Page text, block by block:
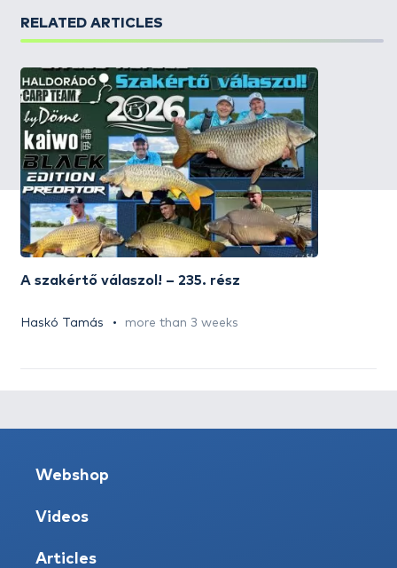
RELATED ARTICLES
A szakértő válaszol! – 235. rész
Haskó Tamás more than 3 weeks
Webshop
Videos
Articles